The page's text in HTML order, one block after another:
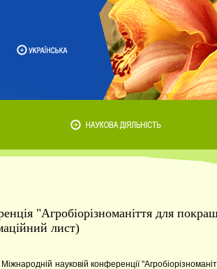
"Агробіорізноманіття для
лист)
науковій конференції